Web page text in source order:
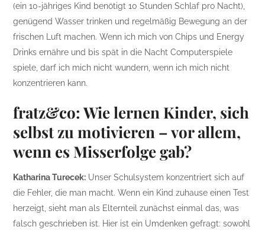
(ein 10-jähriges Kind benötigt 10 Stunden Schlaf pro Nacht),
genügend Wasser trinken und regelmäßig Bewegung an der
frischen Luft machen. Wenn ich mich von Chips und Energy
Drinks ernähre und bis spät in die Nacht Computerspiele
spiele, darf ich mich nicht wundern, wenn ich mich nicht
konzentrieren kann.
fratz&co: Wie lernen Kinder, sich
selbst zu motivieren – vor allem,
wenn es Misserfolge gab?
Katharina Turecek: Unser Schulsystem konzentriert sich auf
die Fehler, die man macht. Wenn ein Kind zuhause einen Test
herzeigt, sieht man als Elternteil zunächst einmal das, was
falsch geschrieben ist. Hier ist ein Umdenken gefragt: sowohl